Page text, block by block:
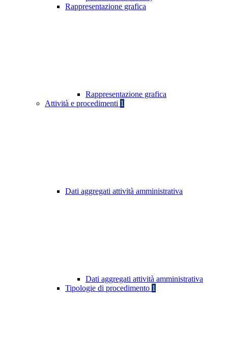
Rappresentazione grafica
Rappresentazione grafica
Attività e procedimenti 1
Dati aggregati attività amministrativa
Dati aggregati attività amministrativa
Tipologie di procedimento 1